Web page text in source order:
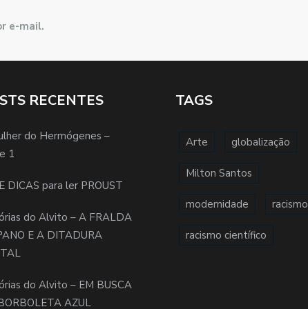
e-mail.
RECENTES
do Hermógenes –
1
DICAS para ler PROUST
do Alvito – A FRALDA
E A DITADURA
do Alvito – EM BUSCA
AZUL
TAGS
Arte globalização
Milton Santos
modernidade racismo
racismo científico